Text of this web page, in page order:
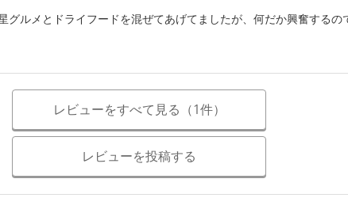
ルメとドライフードを混ぜてあげてましたが、何だか興奮するの
レビューをすべて見る（1件）
レビューを投稿する